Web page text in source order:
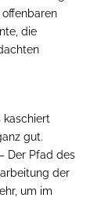
die
kaschiert
gut.
Der Pfad des
der
um im